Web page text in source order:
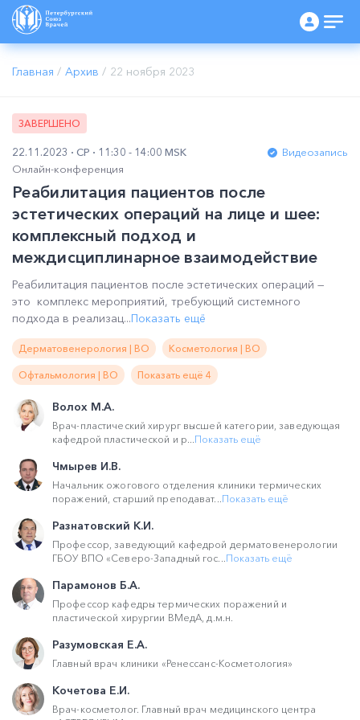
Главная / Архив / 22 ноября 2023
ЗАВЕРШЕНО
22.11.2023 СР 11:30 - 14:00 MSK
Видеозапись
Онлайн-конференция
Реабилитация пациентов после
эстетических операций на лице и шее:
комплексный подход и
междисциплинарное взаимодействие
Реабилитация пациентов после эстетических операций —
это комплекс мероприятий, требующий системного
подхода в реализац...Показать ещё
Дерматовенерология | ВО Косметология | ВО
Офтальмология | ВО Показать ещё 4
Волох М.А.
Врач-пластический хирург высшей категории, заведующая
кафедрой пластической и р...Показать ещё
Чмырев И.В.
Начальник ожогового отделения клиники термических
поражений, старший преподават...Показать ещё
Разнатовский К.И.
Профессор, заведующий кафедрой дерматовенерологии
ГБОУ ВПО «Северо-Западный гос...Показать ещё
Парамонов Б.А.
Профессор кафедры термических поражений и
пластической хирургии ВМедА, д.м.н.
Разумовская Е.А.
Главный врач клиники «Ренессанс-Косметология»
Кочетова Е.И.
Врач-косметолог. Главный врач медицинского центра